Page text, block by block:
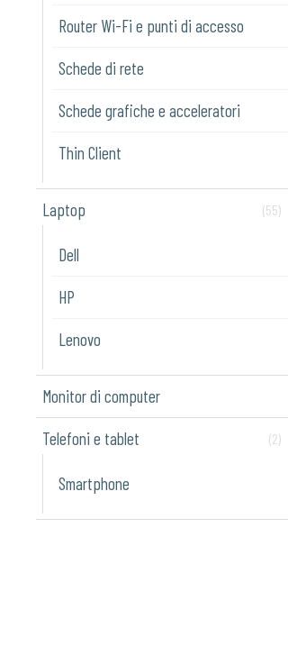
Router Wi-Fi e punti di accesso
Schede di rete
Schede grafiche e acceleratori
Thin Client
Laptop (55)
Dell
HP
Lenovo
Monitor di computer
Telefoni e tablet (2)
Smartphone